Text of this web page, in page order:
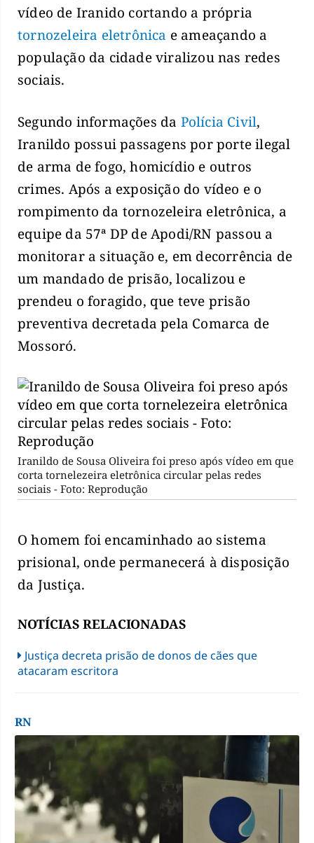
vídeo de Iranido cortando a própria
tornozeleira eletrônica e ameaçando a
população da cidade viralizou nas redes
sociais.
Segundo informações da Polícia Civil,
Iranildo possui passagens por porte ilegal
de arma de fogo, homicídio e outros
crimes. Após a exposição do vídeo e o
rompimento da tornozeleira eletrônica, a
equipe da 57ª DP de Apodi/RN passou a
monitorar a situação e, em decorrência de
um mandado de prisão, localizou e
prendeu o foragido, que teve prisão
preventiva decretada pela Comarca de
Mossoró.
Iranildo de Sousa Oliveira foi preso após vídeo em que
corta tornelezeira eletrônica circular pelas redes
sociais - Foto: Reprodução
O homem foi encaminhado ao sistema
prisional, onde permanecerá à disposição
da Justiça.
NOTÍCIAS RELACIONADAS
Justiça decreta prisão de donos de cães que
atacaram escritora
RN